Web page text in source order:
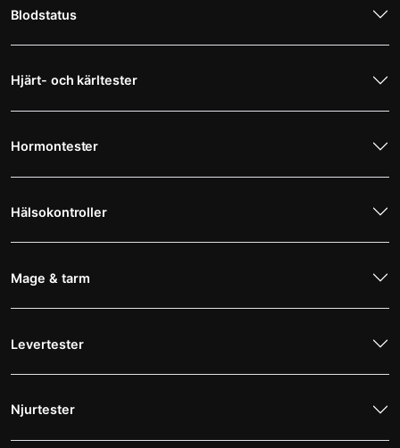
Blodstatus
Hjärt- och kärltester
Hormontester
Hälsokontroller
Mage & tarm
Levertester
Njurtester